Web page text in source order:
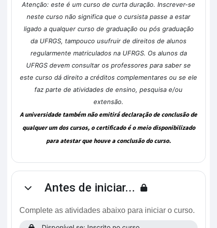
Atenção: este é um curso de curta duração. Inscrever-se
neste curso não significa que o cursista passe a estar
ligado a qualquer curso de graduação ou pós graduação
da UFRGS, tampouco usufruir de direitos de alunos
regularmente matriculados na UFRGS. Os alunos da
UFRGS devem consultar os professores para saber se
este curso dá direito a créditos complementares ou se ele
faz parte de atividades de ensino, pesquisa e/ou
extensão.
A universidade também não emitirá declaração de conclusão de
qualquer um dos cursos, o certificado é o meio disponibilizado
para atestar que houve a conclusão do curso.
ContrairAntes de iniciar...
Complete as atividades abaixo para iniciar o curso.